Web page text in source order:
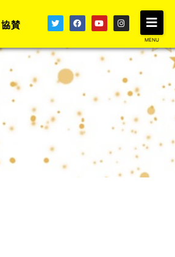
協賛
MENU